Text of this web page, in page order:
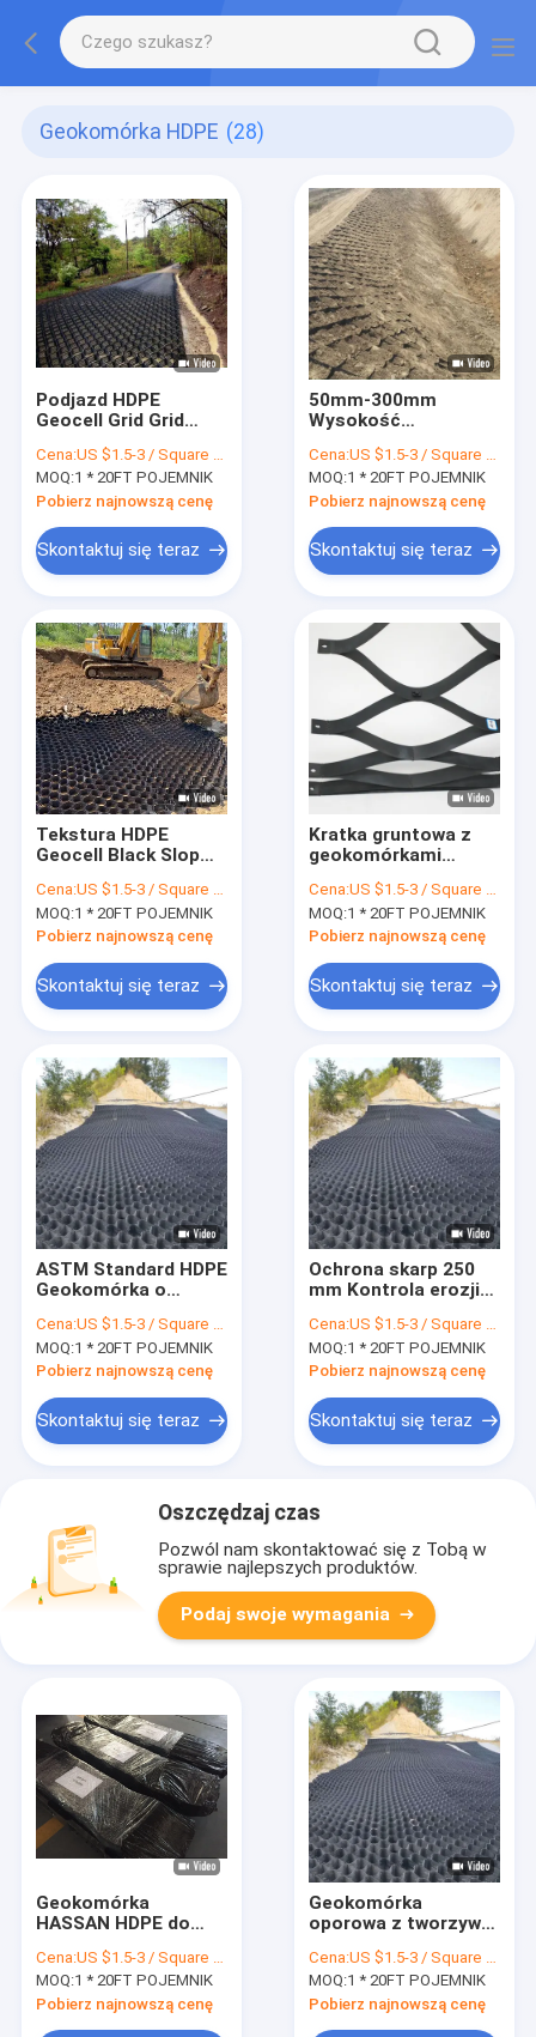
Geokomórka HDPE (28)
Podjazd HDPE
Geocell Grid Grid
Ściany oporowe
Geocell
Cena:US $1.5-3 / Square Meter
MOQ:1 * 20FT POJEMNIK
Pobierz najnowszą cenę
Skontaktuj się teraz
50mm-300mm
Wysokość
Siatka Odporna na
korozję
Cena:US $1.5-3 / Square Meter
MOQ:1 * 20FT POJEMNIK
Pobierz najnowszą cenę
Skontaktuj się teraz
Tekstura HDPE
Geocell Black Slop
Plastikowa siatka
podjazdowa
Cena:US $1.5-3 / Square Meter
MOQ:1 * 20FT POJEMNIK
Pobierz najnowszą cenę
Skontaktuj się teraz
Kratka gruntowa z
geokomórkami
systemu
komórkowego
podjazdu
Cena:US $1.5-3 / Square Meter
MOQ:1 * 20FT POJEMNIK
Pobierz najnowszą cenę
Skontaktuj się teraz
ASTM Standard HDPE
Geokomórka o
Siatka żwirowa o
strukturze plastra
miodu
Cena:US $1.5-3 / Square Meter
MOQ:1 * 20FT POJEMNIK
Pobierz najnowszą cenę
Skontaktuj się teraz
Ochrona skarp 250
mm Kontrola erozji
budownictwie
drogowym
Cena:US $1.5-3 / Square Meter
MOQ:1 * 20FT POJEMNIK
Pobierz najnowszą cenę
Skontaktuj się teraz
Oszczędzaj czas
Pozwól nam skontaktować się z Tobą w
sprawie najlepszych produktów.
Podaj swoje wymagania
Geokomórka
HASSAN HDPE do
strukturze plastra
miodu ISO CE
Cena:US $1.5-3 / Square Meter
MOQ:1 * 20FT POJEMNIK
Pobierz najnowszą cenę
Geokomórka
oporowa z tworzywa
ochrony skarp w
komórkowym
systemie
ograniczającym
Cena:US $1.5-3 / Square Meter
MOQ:1 * 20FT POJEMNIK
Pobierz najnowszą cenę